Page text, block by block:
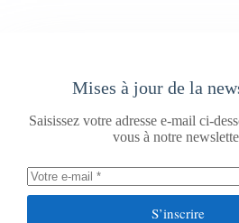
Mises à jour de la
Saisissez votre adresse e-mail ci-
vous à notre
S’inscrire